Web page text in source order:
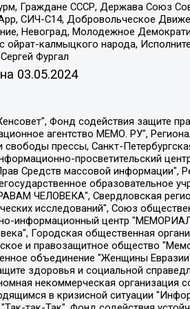
Граждане СССР, Держава Союз
СИЧ-С14, Добровольческое
Невоград, Молодежное
калмыцкого народа,
Фургал
03.05.2024
2021", Общество с ограниченной ответственностью "Вега 2021", Общество с ограниченной ответственностью "Главный редактор 2021", Общество с ограниченной ответственностью "Ромашки монолит", Важенков Артем Валерьевич, Ивановская областная общественная организация "Центр гендерных исследований", Гурман Юрий Альбертович, Медиапроект "ОВД-Инфо", Егоров Владимир Владимирович, Жилинский Владимир Александрович, Общество с ограниченной ответственностью "ЗП", Иванова София Юрьевна, Карезина Инна Павловна, Кильтау Екатерина Викторовна, Петров Алексей Викторович, Пискунов Сергей Евгеньевич, Смирнов Сергей Сергеевич, Тихонов Михаил Сергеевич, Общество с ограниченной ответственностью "ЖУРНАЛИСТ-ИНОСТРАННЫЙ АГЕНТ", Арапова Галина Юрьевна, Вольтская Татьяна Анатольевна, Американская компания "Mason G.E.S. Anonymous Foundation" (США), являющаяся владельцем интернет-издания https://mnews.world/, Компания "Stichting Bellingcat", зарегистрированная в Нидерландах (дата регистрации 11.07.2018), Захаров Андрей Вячеславович, Клепиковская Екатерина Дмитриевна, Общество с ограниченной ответственностью "МЕМО", Перл Роман Александрович, Симонов Евгений Алексеевич, Соловьева Елена Анатольевна, Сотников Даниил Владимирович, Сурначева Елизавета Дмитриевна, Автономная некоммерческая организация по защите прав человека и информированию населения "Якутия – Наше Мнение", Общество с ограниченной ответственностью "Москоу диджитал медиа", с 26.01.2023 Общество с ограниченной ответственностью "Чайка Белые сады", Ветошкина Валерия Валерьевна, Заговора Максим Александрович, Межрегиональное общественное движение "Российская ЛГБТ - сеть", Оленичев Максим Владимирович, Павлов Иван Юрьевич, Скворцова Елена Сергеевна, Общество с ограниченной ответственностью "Как бы инагент", Кочетков Игорь Викторович, Общество с ограниченной ответственностью "Честные выборы", Еланчик Олег Александрович, Общество с ограниченной ответственностью "Нобелевский призыв", Гималова Регина Эмилевна, Григорьев Андрей Валерьевич, Григорьева Алина Александровна, Ассоциация по содействию защите прав призывников, альтернативнослужащих и военнослужащих "Правозащитная группа